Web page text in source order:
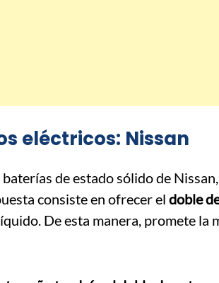
eléctricos: Nissan
de estado sólido de Nissan,
consiste en ofrecer el doble
De esta manera, promete la